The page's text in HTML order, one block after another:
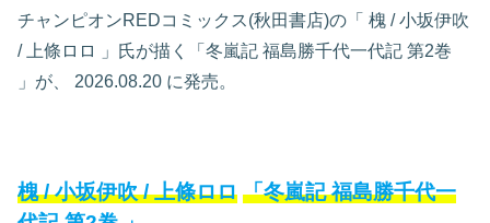
チャンピオンREDコミックス(秋田書店)の「 槐 /小坂伊吹
/上條ロロ 」氏が描く「冬嵐記 福島勝千代一代記 第2巻
」が、
2026.08.20 に発売。
槐/小坂伊吹/上條ロロ 「冬嵐記 福島勝千代一